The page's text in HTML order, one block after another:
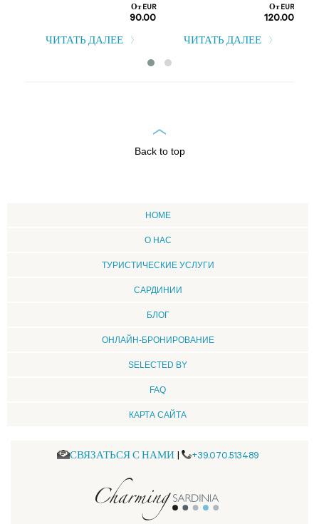
От EUR
90.00
ЧИТАТЬ ДАЛЕЕ
От EUR
120.00
ЧИТАТЬ ДАЛЕЕ
Back to top
HOME
О НАС
ТУРИСТИЧЕСКИЕ УСЛУГИ
CАРДИНИИ
БЛОГ
ОНЛАЙН-БРОНИРОВАНИЕ
SELECTED BY
FAQ
КАРТА САЙТА
СВЯЗАТЬСЯ С НАМИ +39.070.513489